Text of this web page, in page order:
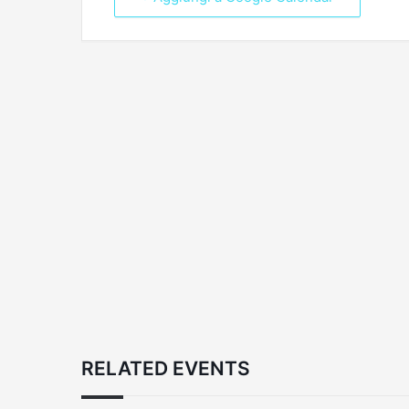
RELATED EVENTS